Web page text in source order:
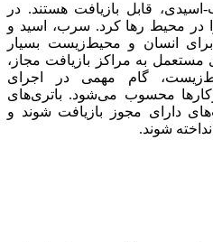
قابل بازیافت هستند. در
را در محیط رها کرد. سرب، اسید و
برای انسان و محیط‌زیست بسیار
مستعمل به مراکز بازیافت مجاز،
گام مهمی در اجرای
محسوب می‌شود. باتری‌های
دارای مجوز بازیافت شوند و
شوند.